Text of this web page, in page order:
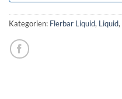
Kategorien: Flerbar Liquid, Liquid,